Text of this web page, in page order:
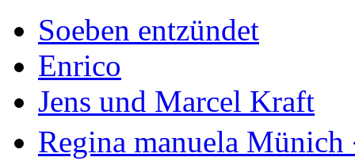
Soeben entzündet
Enrico
Jens und Marcel Kraft
Regina manuela